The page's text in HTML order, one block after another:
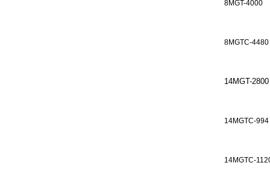
8MGT-4000
8MGTC-4480
14MGT-2800
14MGTC-994
14MGTC-